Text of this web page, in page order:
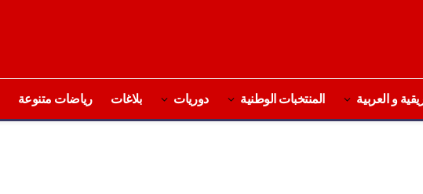
و العربية المنتخبات الوطنية دوريات بلاغات رياضات متنوعة